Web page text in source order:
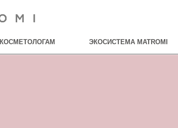
ЭКОСИСТЕМА MATROMI
КОСМЕТОЛОГАМ